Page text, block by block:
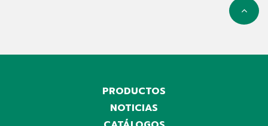
PRODUCTOS
NOTICIAS